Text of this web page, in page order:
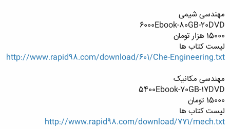
مهندسی شیمی
6000Ebook-80GB-20DVD
15000 هزار تومان
لیست کتاب ها
http://www.rapid98.com/download/601/Che-Engineering.txt
مهندسی مکانیک
5400Ebook-70GB-17DVD
15000 تومان
لیست کتاب ها
http://www.rapid98.com/download/771/mech.txt